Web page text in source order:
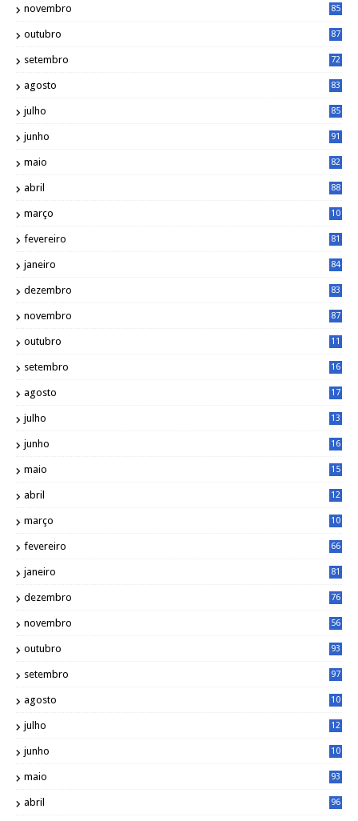
novembro 85
outubro 87
setembro 72
agosto 83
julho 85
junho 91
maio 82
abril 88
março
10
fevereiro 81
janeiro 84
dezembro 83
novembro 87
outubro
11
setembro
16
agosto
17
julho
13
junho
16
maio
15
abril
12
março
10
fevereiro 66
janeiro 81
dezembro 76
novembro 56
outubro 93
setembro 97
agosto
10
julho
12
junho
10
maio 93
abril 96